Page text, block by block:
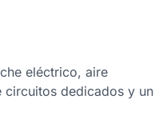
eléctrico, aire
circuitos dedicados y un